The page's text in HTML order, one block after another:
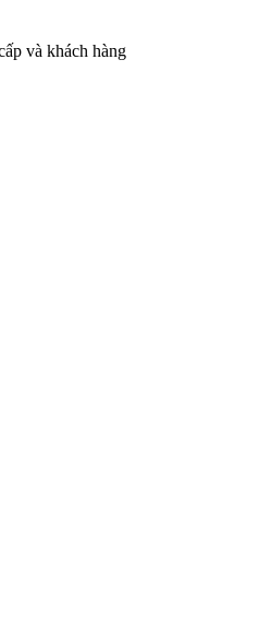
và khách hàng